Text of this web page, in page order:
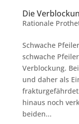
Die
Rationale
Schwache
schwache
Verblockung.
und daher als
hinaus noch
beiden...